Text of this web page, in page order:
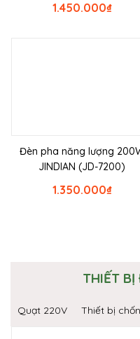
₫
1.450.000
Đèn pha năng lượng
JINDIAN (JD-7200)
₫
1.350.000
THIẾT BỊ
Quạt 220V Thiết bị